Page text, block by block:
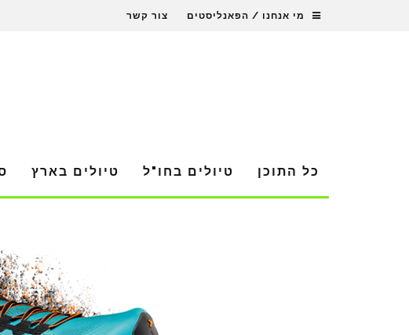
מי אנחנו / הפאנליסטים צור קשר
כל התוכן טיולים בחו"ל טיולים בארץ